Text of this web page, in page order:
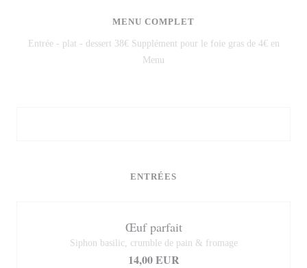
MENU COMPLET
Entrée - plat - dessert 38€ Supplément pour le foie gras de 4€ en
Menu
ENTRÉES
Œuf parfait
Siphon basilic, crumble de pain & fromage
14,00 EUR